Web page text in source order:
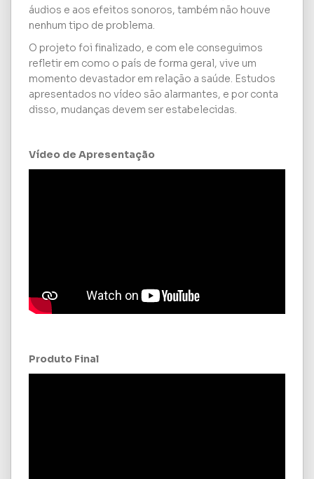
áudios e aos efeitos sonoros, também não houve
nenhum tipo de problema.
O projeto foi finalizado, e com ele conseguimos
refletir em como o país de forma geral, vive um
momento devastador em relação a saúde. Estudos
apresentados no vídeo são alarmantes, e por conta
disso, mudanças devem ser estabelecidas.
Vídeo de Apresentação
Produto Final